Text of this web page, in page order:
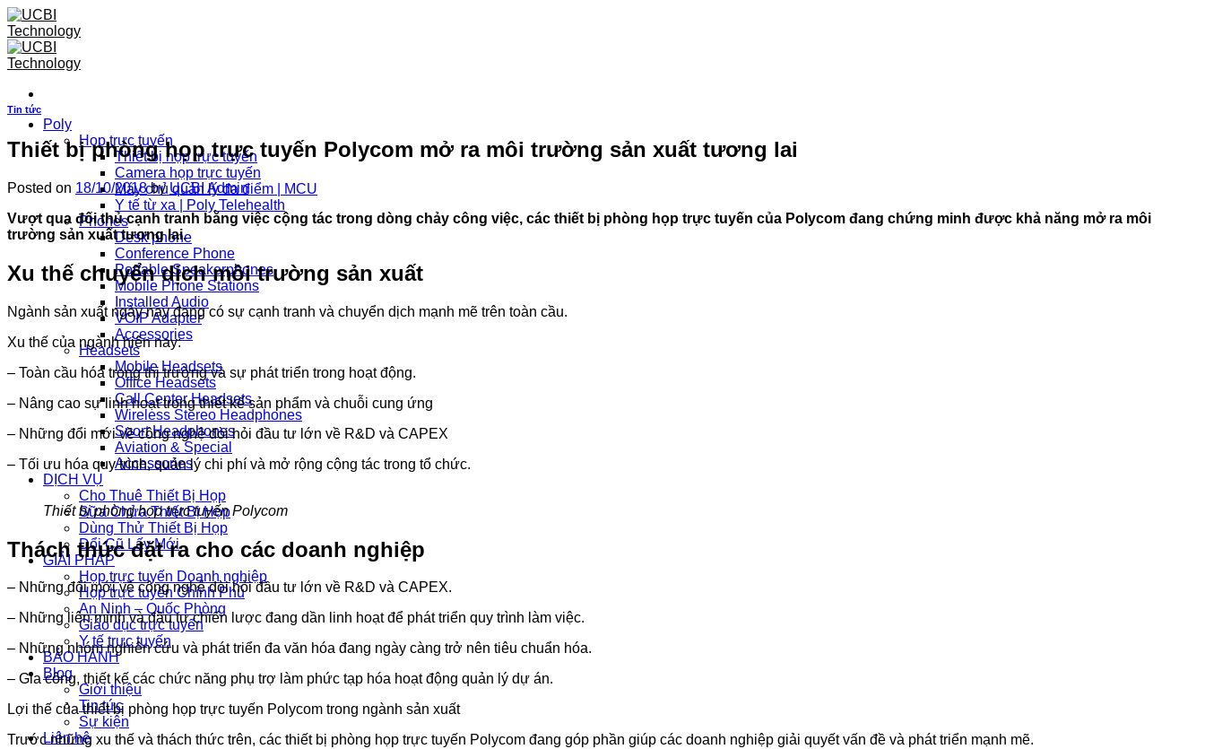
Skip
to
content
Poly
Họp trực tuyến
Thiết bị họp trực tuyến
Camera họp trực tuyến
Máy chủ quản lý đa điểm | MCU
Y tế từ xa | Poly Telehealth
Phones
Desk phone
Conference Phone
Portable Speakerphones
Mobile Phone Stations
Installed Audio
VOIP Adapter
Accessories
Headsets
Mobile Headsets
Office Headsets
Call Center Headsets
Wireless Stereo Headphones
Sport Headphones
Aviation & Special
Accessories
DỊCH VỤ
Cho Thuê Thiết Bị Họp
Sữa Chửa Thiết Bị Họp
Dùng Thử Thiết Bị Họp
Đổi Cũ Lấy Mới
GIẢI PHÁP
Họp trực tuyến Doanh nghiệp
Họp trực tuyến Chính Phủ
An Ninh – Quốc Phòng
Giáo dục trực tuyến
Y tế trực tuyến
BẢO HÀNH
Blog
Giới thiệu
Tin tức
Sự kiện
Liên hệ
Tin tức
Thiết bị phòng họp trực tuyến Polycom mở ra môi trường sản xuất tương lai
Posted on 18/10/2018byUCBI Admin
Vượt qua đối thủ cạnh tranh bằng việc cộng tác trong dòng chảy công việc, các thiết bị phòng họp trực tuyến của Polycom đang chứng minh được khả năng mở ra môi
trường sản xuất tương lai.
Xu thế chuyển dịch môi trường sản xuất
Ngành sản xuất ngày nay đang có sự cạnh tranh và chuyển dịch mạnh mẽ trên toàn cầu.
Xu thế của ngành hiện nay:
– Toàn cầu hóa trong thị trường và sự phát triển trong hoạt động.
– Nâng cao sự linh hoạt trong thiết kế sản phẩm và chuỗi cung ứng
– Những đổi mới về công nghệ đòi hỏi đầu tư lớn về R&D và CAPEX
– Tối ưu hóa quy trình, quản lý chi phí và mở rộng cộng tác trong tổ chức.
Thiết bị phòng họp trực tuyến Polycom
Thách thức đặt ra cho các doanh nghiệp
– Những đổi mới về công nghệ đòi hỏi đầu tư lớn về R&D và CAPEX.
– Những liên minh và đầu tư chiến lược đang dần linh hoạt để phát triển quy trình làm việc.
– Những nhóm nghiên cứu và phát triển đa văn hóa đang ngày càng trở nên tiêu chuẩn hóa.
– Gia công, thiết kế các chức năng phụ trợ làm phức tạp hóa hoạt động quản lý dự án.
Lợi thế của thiết bị phòng họp trực tuyến Polycom trong ngành sản xuất
Trước những xu thế và thách thức trên, các thiết bị phòng họp trực tuyến Polycom đang góp phần giúp các doanh nghiệp giải quyết vấn đề và phát triển mạnh mẽ.